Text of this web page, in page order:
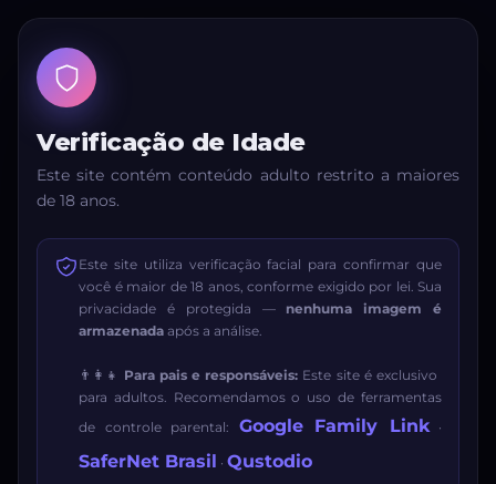
Verificação de Idade
Este site contém conteúdo adulto restrito a maiores
de 18 anos.
Este site utiliza verificação facial para confirmar que
você é maior de 18 anos, conforme exigido por lei. Sua
privacidade é protegida — nenhuma imagem é
armazenada após a análise.
👨‍👩‍👧 Para pais e responsáveis: Este site é exclusivo
para adultos. Recomendamos o uso de ferramentas
de controle parental: Google Family Link·
SaferNet Brasil · Qustodio